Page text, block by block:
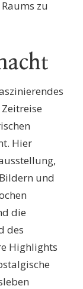
zu
Hier
und
die
des
Highlights